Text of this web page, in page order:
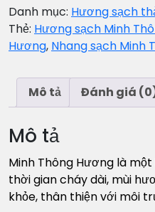
lượng
Danh mục: Hương sạch
Thẻ: Hương sạch Minh
Hương, Nhang sạch Minh
Mô tả Đánh giá
Mô tả
Minh Thông Hương là
thời gian cháy dài, mùi
khỏe, thân thiện với môi